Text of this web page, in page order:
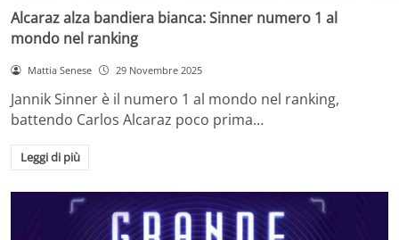
Alcaraz alza bandiera bianca: Sinner numero 1 al
mondo nel ranking
Mattia Senese 29 Novembre 2025
Jannik Sinner è il numero 1 al mondo nel ranking,
battendo Carlos Alcaraz poco prima…
Leggi di più